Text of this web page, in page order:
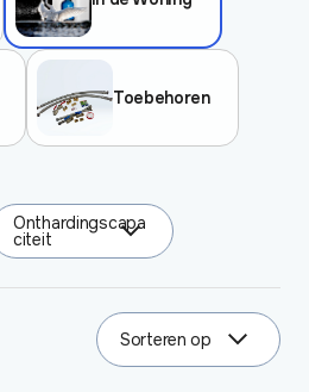
Toebehoren
Onthardingscapa
citeit
Sorteren op
3